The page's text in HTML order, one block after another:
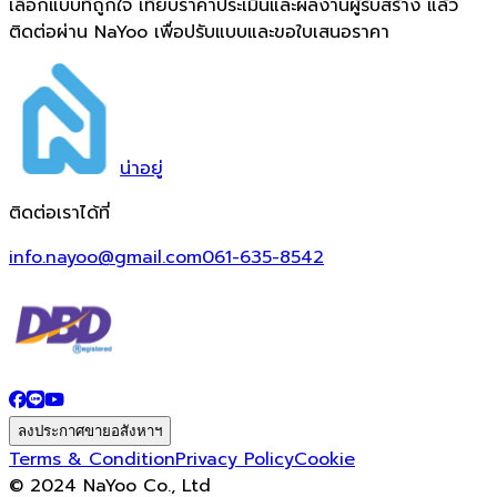
เลือกแบบที่ถูกใจ เทียบราคาประเมินและผลงานผู้รับสร้าง แล้ว
ติดต่อผ่าน NaYoo เพื่อปรับแบบและขอใบเสนอราคา
น่าอยู่
ติดต่อเราได้ที่
info.nayoo@gmail.com061-635-8542
ลงประกาศขายอสังหาฯ
Terms & ConditionPrivacy PolicyCookie
© 2024 NaYoo Co., Ltd